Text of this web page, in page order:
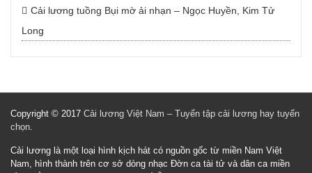
Cải lương tuồng Bụi mờ ải nhạn – Ngọc Huyền, Kim Tử
Long
Copyright © 2017 Cải lương Việt Nam – Tuyển tập cải lương hay tuyển
chọn.
Cải lương là một loại hình kịch hát có nguồn gốc từ miền Nam Việt
Nam, hình thành trên cơ sở dòng nhạc Đờn ca tài tử và dân ca miền